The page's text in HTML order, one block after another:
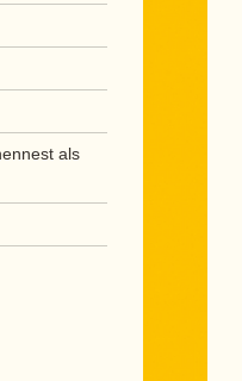
als